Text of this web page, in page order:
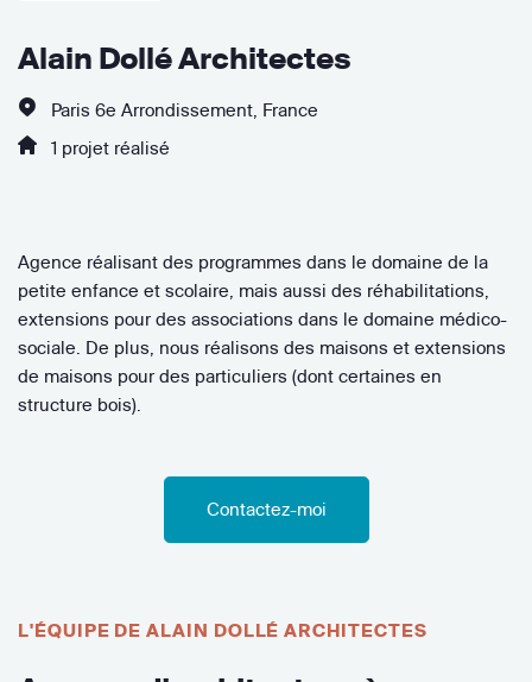
Alain Dollé Architectes
Paris 6e Arrondissement, France
1 projet réalisé
Agence réalisant des programmes dans le domaine de la
petite enfance et scolaire, mais aussi des réhabilitations,
extensions pour des associations dans le domaine médico-
sociale. De plus, nous réalisons des maisons et extensions
de maisons pour des particuliers (dont certaines en
structure bois).
Contactez-moi
L'ÉQUIPE DE ALAIN DOLLÉ ARCHITECTES